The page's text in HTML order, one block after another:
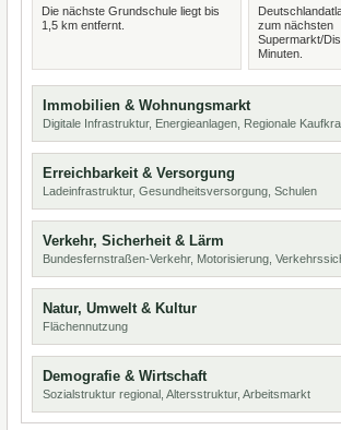
Die nächste Grundschule liegt bis
1,5 km entfernt.
zum nächsten
Supermarkt/
Minuten.
Immobilien & Wohnungsmarkt
Digitale Infrastruktur, Energieanlagen, Regionale
Erreichbarkeit & Versorgung
Ladeinfrastruktur, Gesundheitsversorgung, Schulen
Verkehr, Sicherheit & Lärm
Bundesfernstraßen-Verkehr, Motorisierung,
Natur, Umwelt & Kultur
Flächennutzung
Demografie & Wirtschaft
Sozialstruktur regional, Altersstruktur, Arbeitsmarkt